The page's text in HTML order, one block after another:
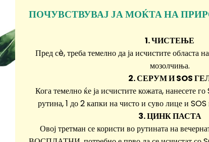
ПОЧУВСТВУВАЈ ЈА МОЌТА НА
1. ЧИСТЕЊЕ
Пред сè, треба темелно да ја исчистите областа
мозолчиња.
2. СЕРУМ И SOS
Кога темелно ќе ја исчистите кожата, нанесете
рутина, 1 до 2 капки на чисто и суво лице и SOS
3. ЦИНК ПАСТА
Овој третман се користи во рутината на